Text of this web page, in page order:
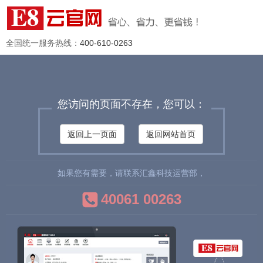
全国统一服务热线： 400-610-0263
您访问的页面不存在，您可以：
返回上一页面 返回网站首页
如果您有需要，请联系汇鑫科技运营部，
40061 00263